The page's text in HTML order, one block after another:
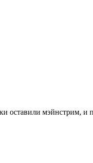
оставили мэйнстрим,